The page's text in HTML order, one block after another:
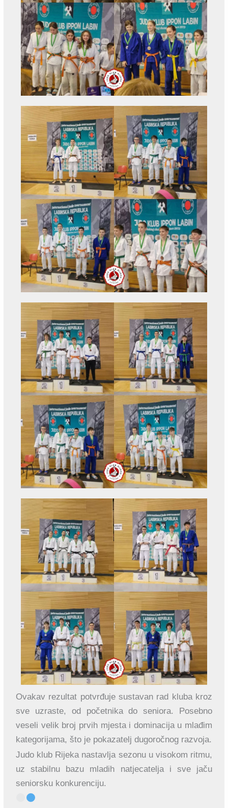
Ovakav rezultat potvrđuje sustavan rad kluba kroz
sve uzraste, od početnika do seniora. Posebno
veseli velik broj prvih mjesta i dominacija u mlađim
kategorijama, što je pokazatelj dugoročnog razvoja.
Judo klub Rijeka nastavlja sezonu u visokom ritmu,
uz stabilnu bazu mladih natjecatelja i sve jaču
seniorsku konkurenciju.